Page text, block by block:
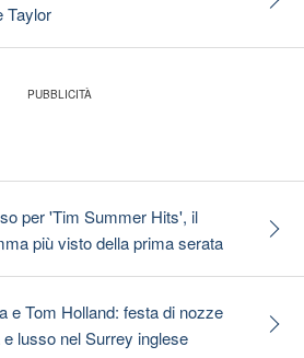
Taylor
per 'Tim Summer Hits', il
più visto della prima serata
e Tom Holland: festa di nozze
e lusso nel Surrey inglese